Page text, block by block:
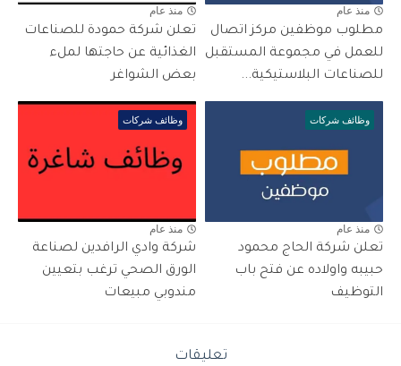
منذ عام
مطلوب موظفين مركز اتصال
للعمل في مجموعة المستقبل
للصناعات البلاستيكية...
منذ عام
تعلن شركة حمودة للصناعات
الغذائية عن حاجتها لملء
بعض الشواغر
وظائف شركات
منذ عام
تعلن شركة الحاج محمود
حبيبه واولاده عن فتح باب
التوظيف
وظائف شركات
منذ عام
شركة وادي الرافدين لصناعة
الورق الصحي ترغب بتعيين
مندوبي مبيعات
تعليقات